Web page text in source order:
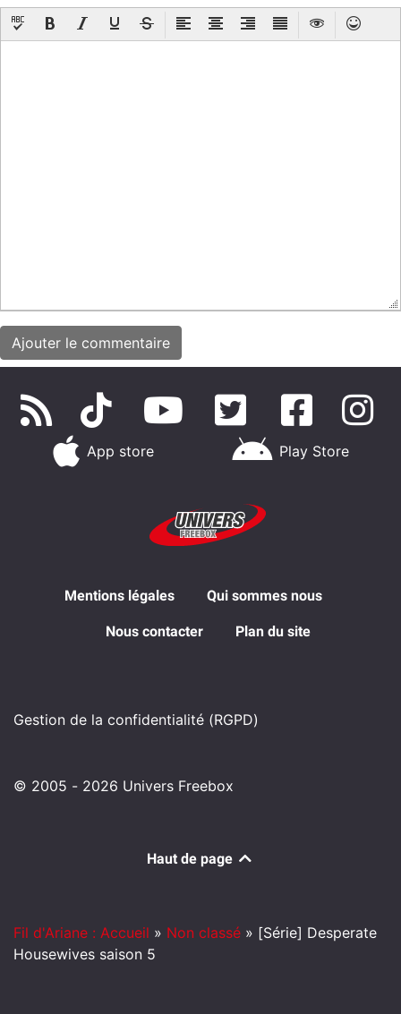
App store Play Store
Mentions légales Qui sommes nous
Nous contacter Plan du site
Gestion de la confidentialité (RGPD)
© 2005 - 2026 Univers Freebox
Haut de page
Fil d'Ariane : Accueil » Non classé » [Série] Desperate
Housewives saison 5